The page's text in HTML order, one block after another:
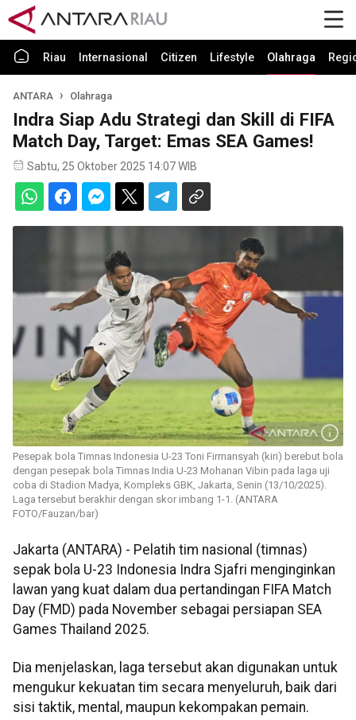
Riau Internasional Citizen Lifestyle Olahraga
ANTARA Olahraga
Indra Siap Adu Strategi dan Skill di FIFA
Match Day, Target: Emas SEA Games!
Sabtu, 25 Oktober 2025 14:07 WIB
Pesepak bola Timnas Indonesia U-23 Toni Firmansyah (kiri) berebut bola
dengan pesepak bola Timnas India U-23 Mohanan Vibin pada laga uji
coba di Stadion Madya, Kompleks GBK, Jakarta, Senin (13/10/2025).
Laga tersebut berakhir dengan skor imbang 1-1. (ANTARA
FOTO/Fauzan/bar)
Jakarta (ANTARA) - Pelatih tim nasional (timnas)
sepak bola U-23 Indonesia Indra Sjafri menginginkan
lawan yang kuat dalam dua pertandingan FIFA Match
Day (FMD) pada November sebagai persiapan SEA
Games Thailand 2025.
Dia menjelaskan, laga tersebut akan digunakan untuk
mengukur kekuatan tim secara menyeluruh, baik dari
sisi taktik, mental, maupun kekompakan pemain.